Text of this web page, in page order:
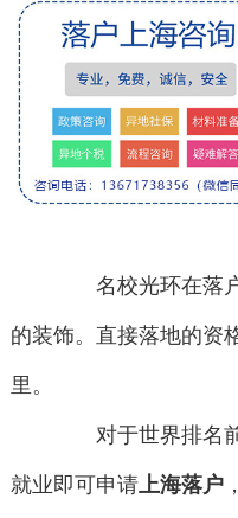
名校光环在落户
的装饰。直接落地的资
里。
对于世界排名前
就业即可申请上海落户